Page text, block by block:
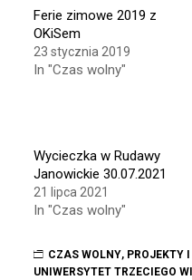
window)window)
Ferie zimowe 2019 z
OKiSem
23 stycznia 2019
In "Czas wolny"
Wycieczka w Rudawy
Janowickie 30.07.2021
21 lipca 2021
In "Czas wolny"
CZAS WOLNY, PROJEKTY
UNIWERSYTET TRZECIEGO